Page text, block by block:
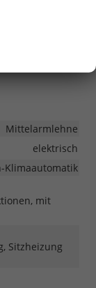
Mittelarmlehne
elektrisch
Klimaautomatik
mit
Sitzheizung